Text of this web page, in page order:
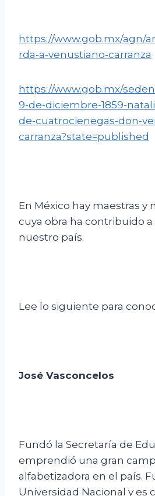
https://www.gob.mx/agn/
rda-a-venustiano-carranza
https://www.gob.mx/
9-de-diciembre-1859-
de-cuatrocienegas-don-
carranza?state=published
En México hay maestras y
cuya obra ha contribuido
nuestro país.
Lee lo siguiente para
José Vasconcelos
Fundó la Secretaría de
emprendió una gran
alfabetizadora en el país.
Universidad Nacional y es